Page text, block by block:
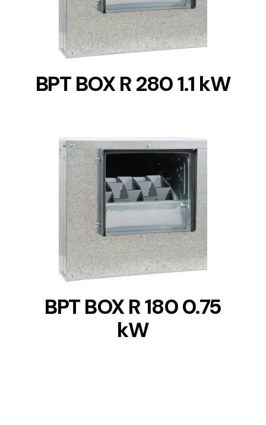
BPT BOX R 280 1.1 kW
DETAILS
BPT BOX R 180 0.75
kW